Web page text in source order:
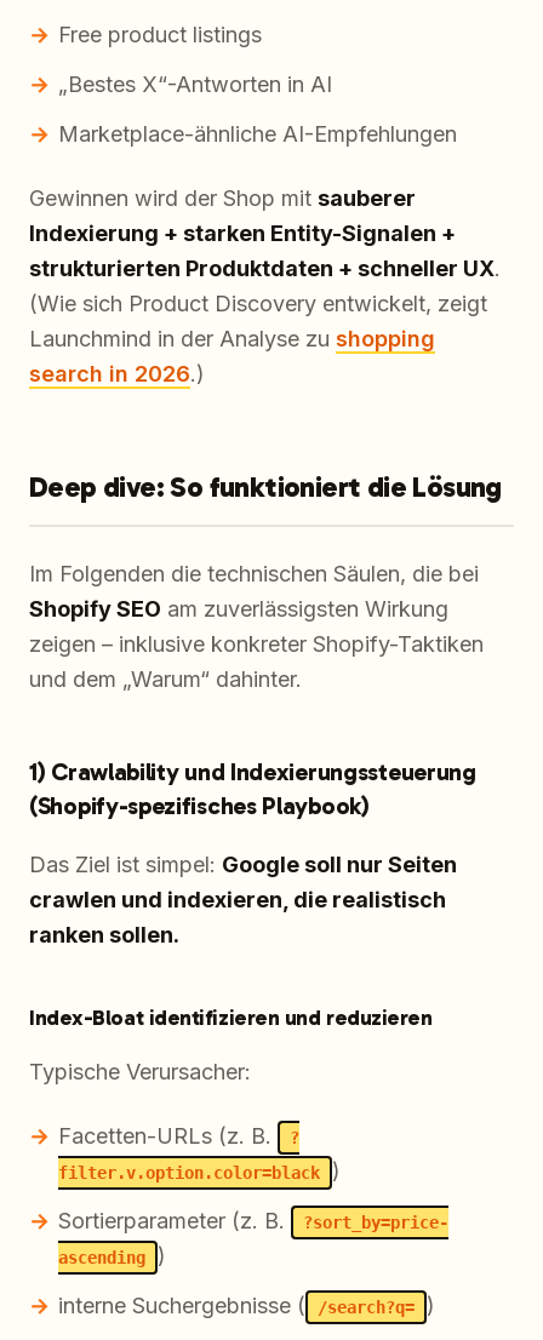
Free product listings
„Bestes X“-Antworten in AI
Marketplace-ähnliche AI-Empfehlungen
Gewinnen wird der Shop mit sauberer
Indexierung + starken Entity-Signalen +
strukturierten Produktdaten + schneller UX.
(Wie sich Product Discovery entwickelt, zeigt
Launchmind in der Analyse zu shopping
search in 2026.)
Deep dive: So funktioniert die Lösung
Im Folgenden die technischen Säulen, die bei
Shopify SEO am zuverlässigsten Wirkung
zeigen – inklusive konkreter Shopify-Taktiken
und dem „Warum“ dahinter.
1) Crawlability und Indexierungssteuerung
(Shopify-spezifisches Playbook)
Das Ziel ist simpel: Google soll nur Seiten
crawlen und indexieren, die realistisch
ranken sollen.
Index-Bloat identifizieren und reduzieren
Typische Verursacher:
Facetten-URLs (z. B.
?
filter.v.option.color=black
)
Sortierparameter (z. B.
?sort_by=price-
ascending
)
interne Suchergebnisse (
/search?q=
)